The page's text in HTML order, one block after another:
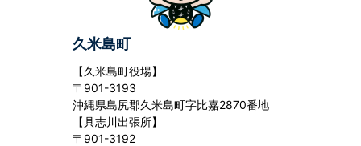
久米島町
【久米島町役場】
〒901-3193
沖縄県島尻郡久米島町字比嘉2870番地
【具志川出張所】
〒901-3192